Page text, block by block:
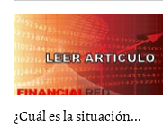
¿Cuál es la situación...